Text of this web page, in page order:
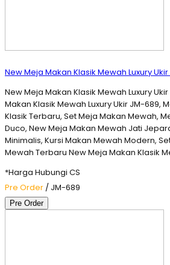
New Meja Makan Klasik Mewah Luxury
New Meja Makan Klasik Mewah Luxury
Makan Klasik Mewah Luxury Ukir JM-689,
Klasik Terbaru, Set Meja Makan Mewah,
Duco, New Meja Makan Mewah Jati
Minimalis, Kursi Makan Mewah Modern,
Mewah Terbaru New Meja Makan Klasik
*Harga Hubungi CS
Pre Order / JM-689
Pre Order